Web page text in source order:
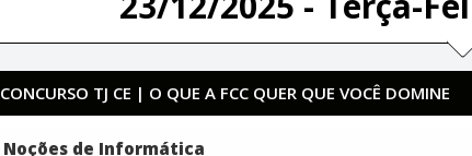
CONCURSO TJ CE | O QUE A FCC QUER QUE VOCÊ DOMINE
Noções de Informática